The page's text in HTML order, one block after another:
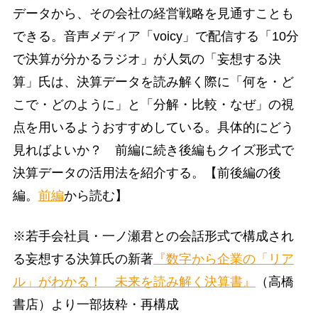
データから、その会社の経営戦略を見通すことも
できる。音声メディア「voicy」で配信する「10分
で決算が分かるラジオ」が人気の「妄想する決
算」氏は、決算データを読み解く際に「何を・ど
こで・どのように」と「分解・比較・なぜ」の視
点を用いるようおすすめしている。具体的にどう
見ればよいか？ 前編に続き後編もクイズ形式で
決算データの活用法を紹介する。【前後編の後
編。 前編から読む】
※若手会社員・一ノ瀬君との会話形式で構成され
る妄想する決算氏の新著『数字から企業の「リア
ル」がわかる！ 未来を読み解く決算書』
（高橋
書店）より一部抜粋・再構成